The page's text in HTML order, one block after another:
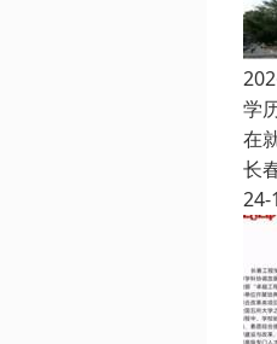
学
在
长
24-